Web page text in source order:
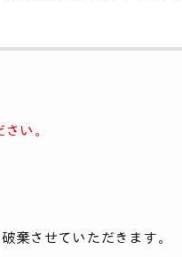
い。
棄させていただきます。